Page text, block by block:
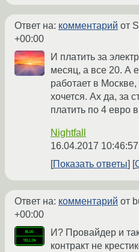
Ответ на: комментарий от
+00:00
И платить за
месяц, а все 20. А
работает в
хочется. Ах да, за
платить по 4 евро
Nightfall
16.04.2017
Показать ответы
Ответ на: комментарий от
+00:00
И? Провайдер и
контракт не